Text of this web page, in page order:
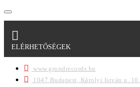
ELÉRHETŐSÉGEK
www.grundrecords.hu
1047 Budapest, Károlyi István u. 10.